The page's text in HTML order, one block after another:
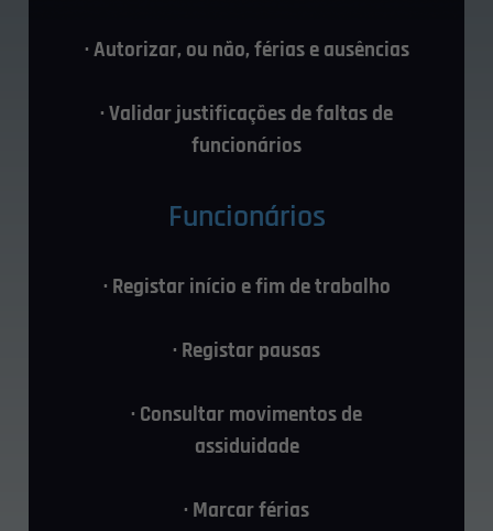
· Autorizar, ou não, férias e ausências
· Validar justificações de faltas de
funcionários
Funcionários
· Registar início e fim de trabalho
· Registar pausas
· Consultar movimentos de
assiduidade
· Marcar férias